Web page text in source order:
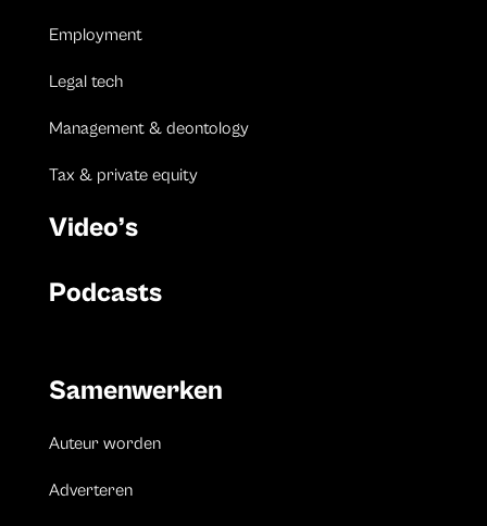
Employment
Legal tech
Management & deontology
Tax & private equity
Video’s
Podcasts
Samenwerken
Auteur worden
Adverteren